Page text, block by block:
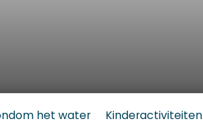
het water Kinderactiviteiten